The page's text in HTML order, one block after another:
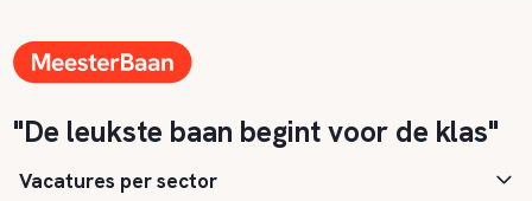
"De leukste baan begint voor de klas"
Vacatures per sector